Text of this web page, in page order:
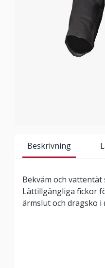
Beskrivning
Bekväm och
Lättillgängliga fickor
ärmslut och dragsko i